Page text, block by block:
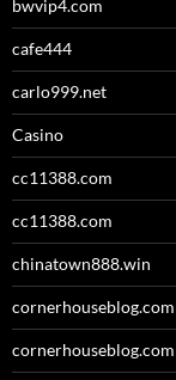
bwvip4.com
cafe444
carlo999.net
Casino
cc11388.com
cc11388.com
chinatown888.win
cornerhouseblog.com
cornerhouseblog.com